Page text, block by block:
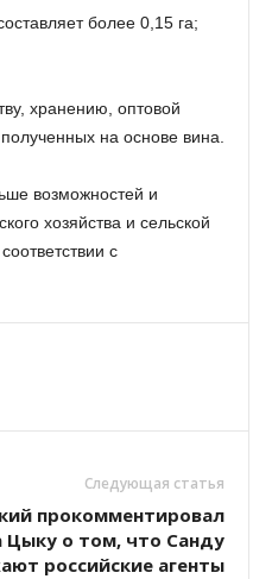
более 0,15 га;
хранению, оптовой
на основе вина.
возможностей и
хозяйства и сельской
с
Следующая статья
прокомментировал
Цыку о том, что Санду
российские агенты